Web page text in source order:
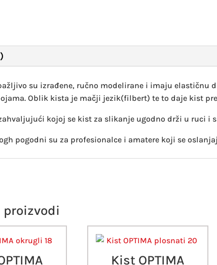
su izrađene, ručno modelirane i imaju
Oblik kista je mačji jezik(filbert) te to daje kist
kojoj se kist za slikanje ugodno drži u ruci i
pogodni su za profesionalce i amatere koji se
proizvodi
Kist OPTIMA